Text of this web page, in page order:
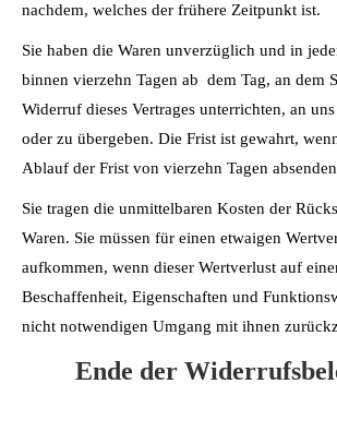
nachdem, welches der frühere Zeitpunkt ist.
Sie haben die Waren unverzüglich und in
binnen vierzehn Tagen ab dem Tag, an dem
Widerruf dieses Vertrages unterrichten, an
oder zu übergeben. Die Frist ist gewahrt,
Ablauf der Frist von vierzehn Tagen
Sie tragen die unmittelbaren Kosten der
Waren. Sie müssen für einen etwaigen
aufkommen, wenn dieser Wertverlust auf
Beschaffenheit, Eigenschaften und
nicht notwendigen Umgang mit ihnen
Ende der